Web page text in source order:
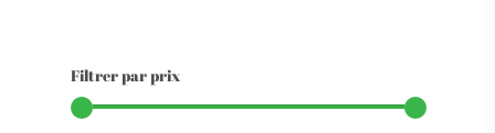
Filtrer par prix